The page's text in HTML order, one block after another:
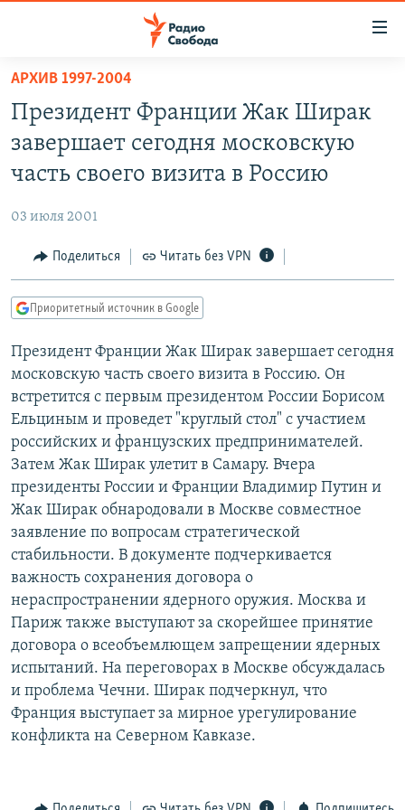
упрощенного
доступа
основному
Вернутся
Вернутся
поиску
ПОДКАСТЫ
АВТОРСКИЕ ПРОЕКТЫ
МНЕНИЯ
КУЛЬТУРА
КАВКАЗ.РЕАЛИИ
СЕВЕР.РЕАЛИИ
СИБИРЬ.РЕАЛИИ
РАСПИСАНИЕ ВЕЩАНИЯ
ПОДПИШИТЕСЬ НА РАССЫЛКУ
СОЦИАЛЬНЫЕ СЕТИ
Все сайты РСЕ/РС
АРХИВ 1997-2004
Президент Франции Жак Ширак
завершает сегодня московскую
часть своего визита в Россию
03 июля 2001
Поделиться Читать без VPN
Приоритетный источник в Google
Президент Франции Жак Ширак завершает сегодня
московскую часть своего визита в Россию. Он
встретится с первым президентом России Борисом
Ельциным и проведет "круглый стол" с участием
российских и французских предпринимателей.
Затем Жак Ширак улетит в Самару. Вчера
президенты России и Франции Владимир Путин и
Жак Ширак обнародовали в Москве совместное
заявление по вопросам стратегической
стабильности. В документе подчеркивается
важность сохранения договора о
нераспространении ядерного оружия. Москва и
Париж также выступают за скорейшее принятие
договора о всеобъемлющем запрещении ядерных
испытаний. На переговорах в Москве обсуждалась
и проблема Чечни. Ширак подчеркнул, что
Франция выступает за мирное урегулирование
конфликта на Северном Кавказе.